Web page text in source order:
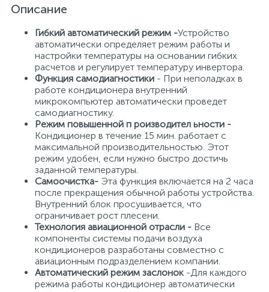
Фильтры под мойку
Описание
Гибкий автоматический режим -Устройство
автоматически определяет режим работы и
настройки температуры на основании гибких
расчетов и регулирует температуру инвертора.
Функция самодиагностики - При неполадках в
работе кондиционера внутренний
микрокомпьютер автоматически проведет
самодиагностику.
Режим повышенной п роизводител ьности -
Кондиционер в течение 15 мин. работает с
максимальной производительностью. Этот
режим удобен, если нужно быстро достичь
заданной температуры.
Самоочистка- Эта функция включается на 2 часа
после прекращения обычной работы устройства.
Внутренний блок просушивается, что
ограничивает рост плесени.
Технология авиационной отрасли - Все
компоненты системы подачи воздуха
кондиционеров разработаны совместно с
авиационным подразделением компании.
Автоматический режим заслонок -Для каждого
режима работы кондиционер автоматически